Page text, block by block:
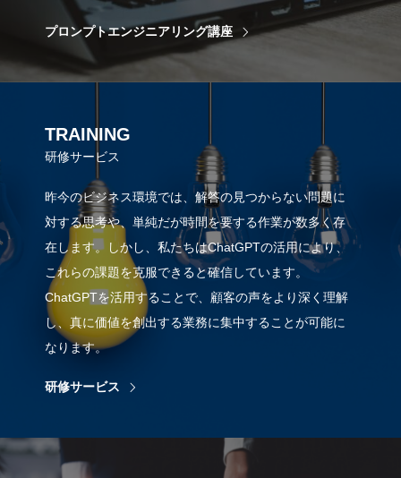
プロンプトエンジニアリング講座
TRAINING
研修サービス
昨今のビジネス環境では、解答の見つからない問題に
対する思考や、単純だが時間を要する作業が数多く存
在します。しかし、私たちはChatGPTの活用により、
これらの課題を克服できると確信しています。
ChatGPTを活用することで、顧客の声をより深く理解
し、真に価値を創出する業務に集中することが可能に
なります。
研修サービス